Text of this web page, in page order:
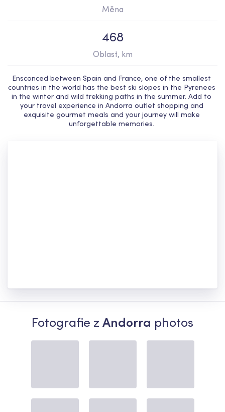
Měna
468
Oblast, km
Ensconced between Spain and France, one of the smallest
countries in the world has the best ski slopes in the Pyrenees
in the winter and wild trekking paths in the summer. Add to
your travel experience in Andorra outlet shopping and
exquisite gourmet meals and your journey will make
unforgettable memories.
Fotografie z Andorra photos